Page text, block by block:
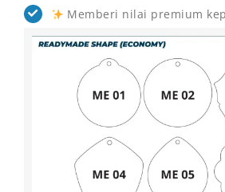
Memberi nilai premium